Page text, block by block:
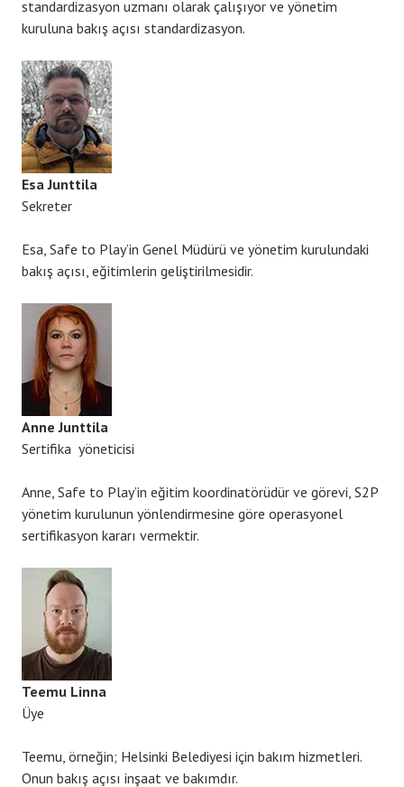
standardizasyon uzmanı olarak çalışıyor ve yönetim
kuruluna bakış açısı standardizasyon.
Esa Junttila
Sekreter
Esa, Safe to Play’in Genel Müdürü ve yönetim kurulundaki
bakış açısı, eğitimlerin geliştirilmesidir.
Anne Junttila
Sertifika yöneticisi
Anne, Safe to Play’in eğitim koordinatörüdür ve görevi, S2P
yönetim kurulunun yönlendirmesine göre operasyonel
sertifikasyon kararı vermektir.
Teemu Linna
Üye
Teemu, örneğin; Helsinki Belediyesi için bakım hizmetleri.
Onun bakış açısı inşaat ve bakımdır.